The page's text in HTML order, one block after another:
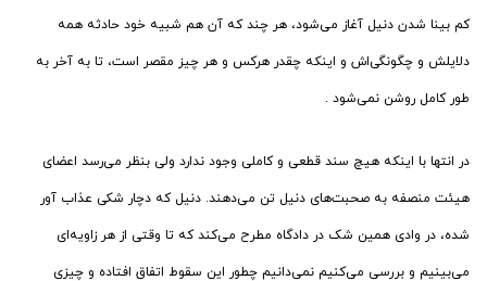
کم بینا شدن دنیل آغاز می‌شود، هر چند که آن هم شبیه خود حادثه همه
دلایلش و چگونگی‌اش و اینکه چقدر هرکس و هر چیز مقصر است، تا به آخر به
طور کامل روشن نمی‌شود .
در انتها با اینکه هیچ سند قطعی و کاملی وجود ندارد ولی بنظر می‌رسد اعضای
هیئت منصفه به صحبت‌های دنیل تن می‌دهند. دنیل که دچار شکی عذاب آور
شده، در وادی همین شک در دادگاه مطرح می‌کند که تا وقتی از هر زاویه‌ای
می‌بینیم و بررسی می‌کنیم نمی‌دانیم چطور این سقوط اتفاق افتاده و چیزی